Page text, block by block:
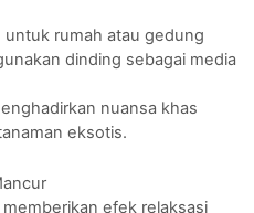
untuk rumah atau gedung
dinding sebagai media
nuansa khas
eksotis.
efek relaksasi